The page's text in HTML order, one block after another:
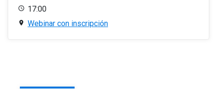
17:00
Webinar con inscripción